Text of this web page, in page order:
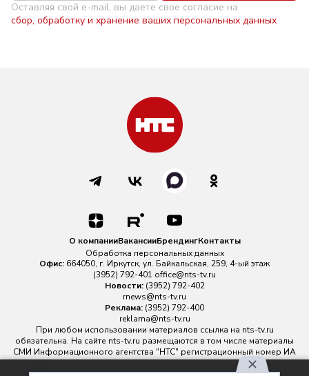
Оставляя свой e-mail, вы даете свое согласие на
сбор, обработку и хранение ваших персональных данных
О компанииВакансииБрендингКонтакты
Обработка персональных данных
Офис: 664050, г. Иркутск, ул. Байкальская, 259, 4-ый этаж
(3952) 792-401 office@nts-tv.ru
Новости: (3952) 792-402
rnews@nts-tv.ru
Реклама: (3952) 792-400
reklama@nts-tv.ru
При любом использовании материалов ссылка на nts-tv.ru
обязательна. На сайте nts-tv.ru размещаются в том числе материалы
СМИ Информационного агентства "НТС" регистрационный номер ИА
№ ФС 77 - 88763 зарегистрировано Федеральной службой по